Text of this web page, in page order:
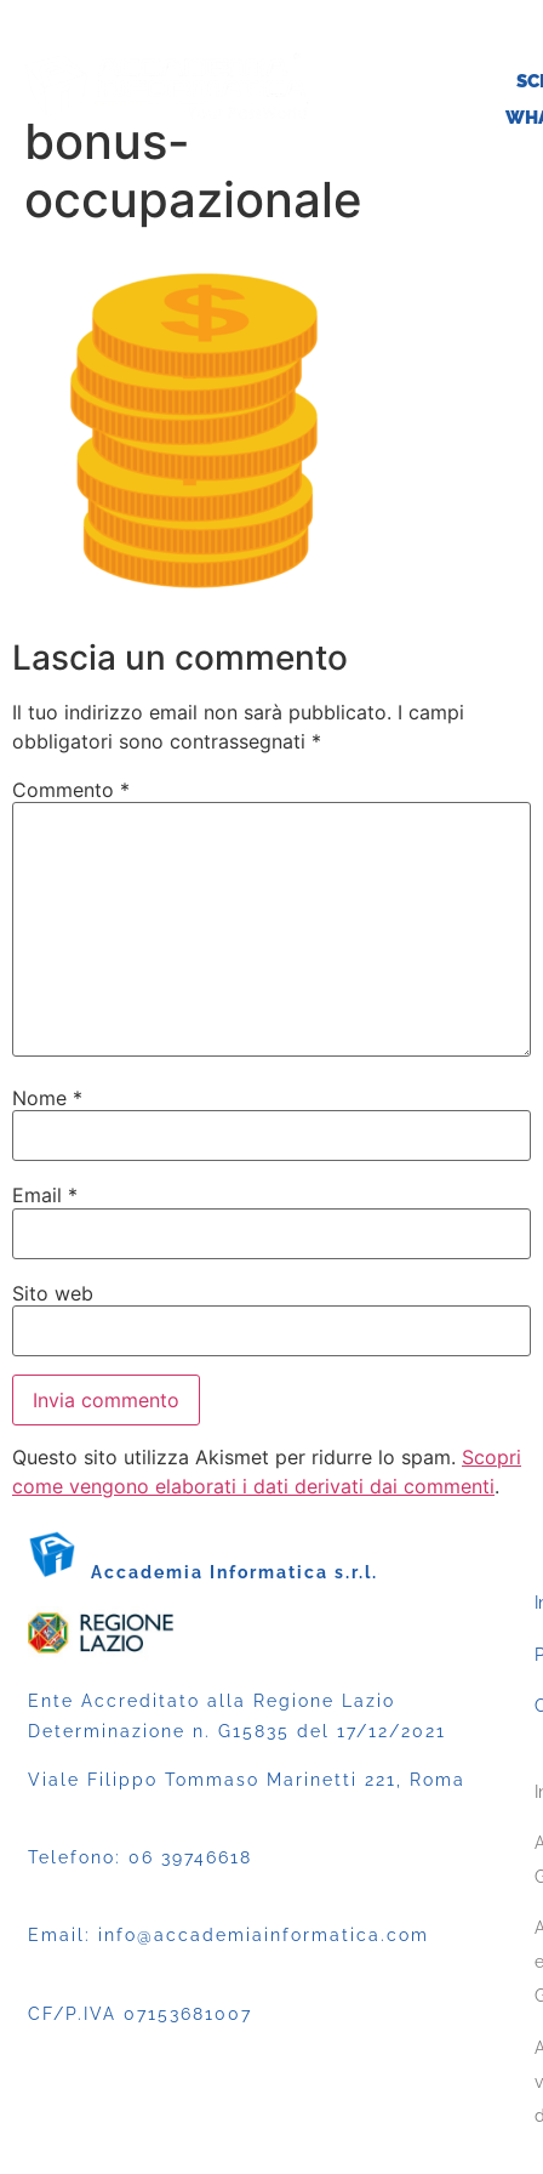
bonus-
occupazionale
Lascia un commento
Il tuo indirizzo email non sarà pubblicato. I campi
obbligatori sono contrassegnati *
Commento *
Nome *
Email *
Sito web
Questo sito utilizza Akismet per ridurre lo spam. Scopri
come vengono elaborati i dati derivati dai commenti.
Accademia Informatica s.r.l.
Ente Accreditato alla Regione Lazio
Determinazione n. G15835 del 17/12/2021
Viale Filippo Tommaso Marinetti 221, Roma
Telefono: 06 39746618
Email: info@accademiainformatica.com
CF/P.IVA 07153681007